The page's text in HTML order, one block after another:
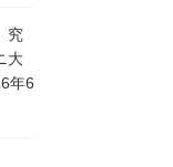
究
大
年6